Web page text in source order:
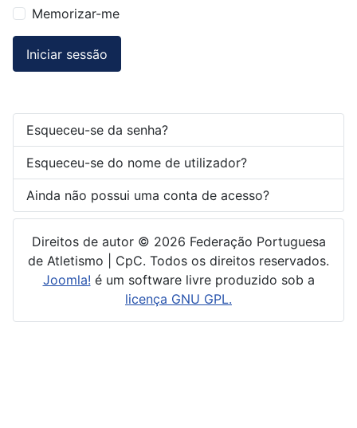
Memorizar-me
Iniciar sessão
Esqueceu-se da senha?
Esqueceu-se do nome de utilizador?
Ainda não possui uma conta de acesso?
Direitos de autor © 2026 Federação Portuguesa
de Atletismo | CpC. Todos os direitos reservados.
Joomla! é um software livre produzido sob a
licença GNU GPL.